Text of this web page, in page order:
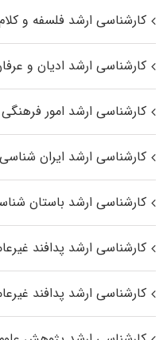
کارشناسی ارشد فلسفه و
کارشناسی ارشد ادیان و
کارشناسی ارشد امور فرهنگی
کارشناسی ارشد ایران شناسی
کارشناسی ارشد باستان
کارشناسی ارشد پدافند
کارشناسی ارشد پدافند